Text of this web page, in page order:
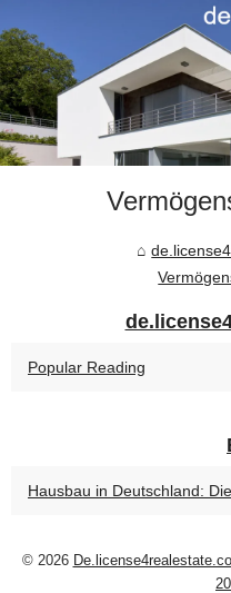
Popular Reading
Hausbau in Deutschland:
© 2026